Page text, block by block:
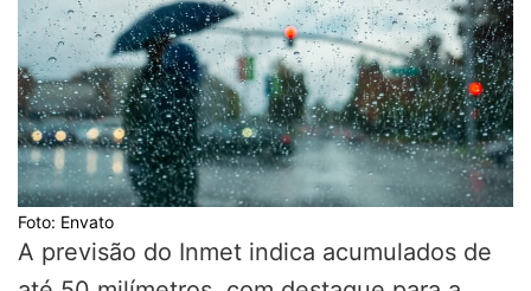
Foto: Envato
A previsão do Inmet indica acumulados de